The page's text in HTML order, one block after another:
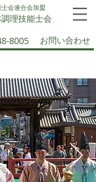
会連合会加盟
理技能士会​
お問い合わせ
8005